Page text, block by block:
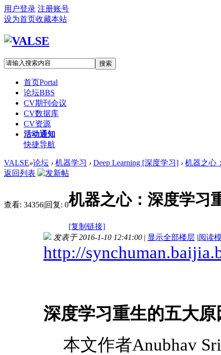
用户登录 注册账号
设为首页收藏本站
搜索
首页Portal
论坛BBS
CV期刊会议
CV数据库
CV资源
活动通知
快捷导航
VALSE»论坛 › 机器学习 › Deep Learning [深度学习] › 机器之心
返回列表
查看: 34356|回复: 0机器之心：深度学习
[复制链接]
发表于 2016-1-10 12:41:00 | 显示全部楼层 |阅读
http://
深度学习重生的五大原
本文作者Anubhav